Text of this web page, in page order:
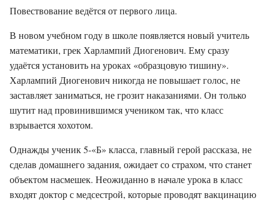
Повествование ведётся от первого лица.
В новом учебном году в школе появляется новый учитель
математики, грек Харлампий Диогенович. Ему сразу
удаётся установить на уроках «образцовую тишину».
Харлампий Диогенович никогда не повышает голос, не
заставляет заниматься, не грозит наказаниями. Он только
шутит над провинившимся учеником так, что класс
взрывается хохотом.
Однажды ученик 5-«Б» класса, главный герой рассказа, не
сделав домашнего задания, ожидает со страхом, что станет
объектом насмешек. Неожиданно в начале урока в класс
входят доктор с медсестрой, которые проводят вакцинацию